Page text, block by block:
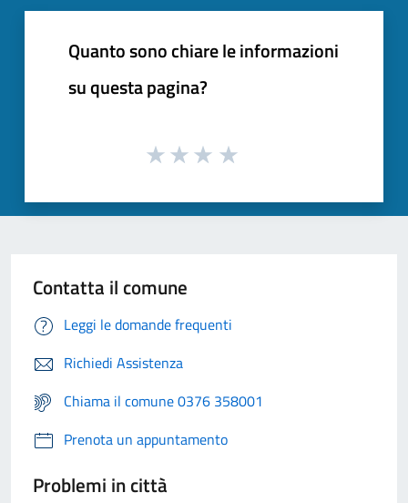
Quanto sono chiare le informazioni
su questa pagina?
Contatta il comune
Leggi le domande frequenti
Richiedi Assistenza
Chiama il comune 0376 358001
Prenota un appuntamento
Problemi in città